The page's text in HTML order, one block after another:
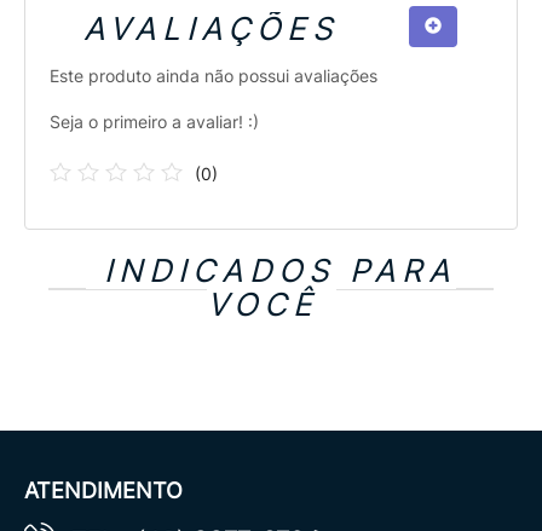
AVALIAÇÕES
Este produto ainda não possui avaliações
Seja o primeiro a avaliar! :)
(0)
INDICADOS PARA
VOCÊ
ATENDIMENTO